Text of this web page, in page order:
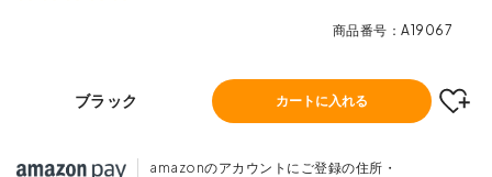
商品番号 A19067
ブラック カートに入れる
amazonのアカウントにご登録の住所・